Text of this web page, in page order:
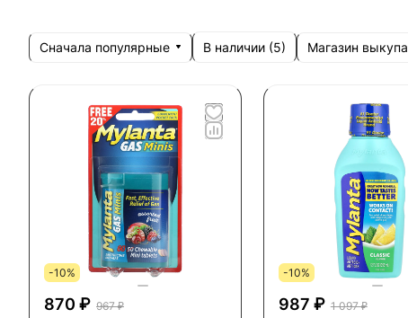
Сначала популярные В наличии (5) Магазин выкупа
-10%
870 ₽ 967 ₽
-10%
987 ₽ 1 097 ₽